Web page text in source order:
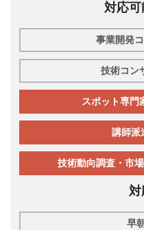
対応可
事業開発
技術コン
スポット専門
講師派
技術動向調査・市
対
早